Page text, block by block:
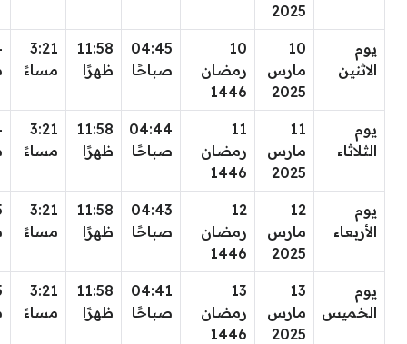
2025
يوم
الاثنين
10
مارس
2025
10
رمضان
1446
04:45
صباحًا
11:58
ظهرًا
3:21
مساءً
يوم
الثلاثاء
11
مارس
2025
11
رمضان
1446
04:44
صباحًا
11:58
ظهرًا
3:21
مساءً
يوم
الأربعاء
12
مارس
2025
12
رمضان
1446
04:43
صباحًا
11:58
ظهرًا
3:21
مساءً
يوم
الخميس
13
مارس
2025
13
رمضان
1446
04:41
صباحًا
11:58
ظهرًا
3:21
مساءً